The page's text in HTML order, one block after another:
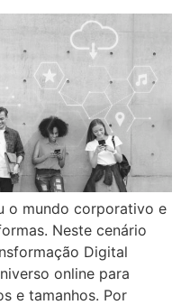
o mundo corporativo e
Neste cenário
Digital
online para
e tamanhos. Por